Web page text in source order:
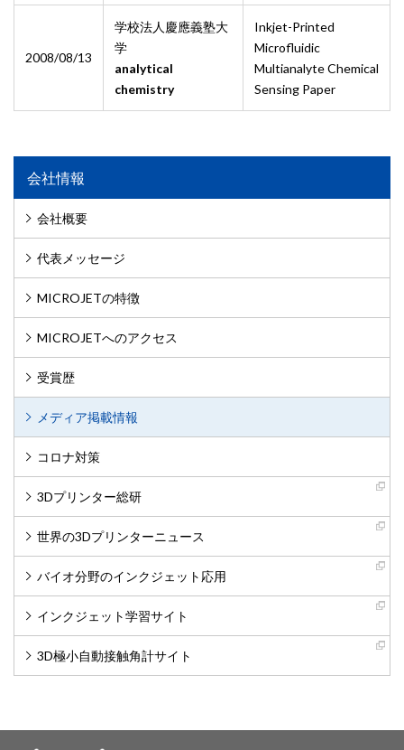
2008/08/13
学校法人慶應義塾大
学
analytical
chemistry
Inkjet-Printed
Microfluidic
Multianalyte Chemical
Sensing Paper
会社情報
会社概要
代表メッセージ
MICROJETの特徴
MICROJETへのアクセス
受賞歴
メディア掲載情報
コロナ対策
3Dプリンター総研
世界の3Dプリンターニュース
バイオ分野のインクジェット応用
インクジェット学習サイト
3D極小自動接触角計サイト